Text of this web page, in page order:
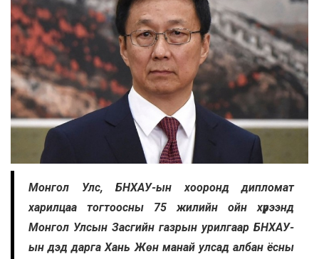
Монгол Улс, БНХАУ-ын хооронд дипломат
харилцаа тогтоосны 75 жилийн ойн хүрээнд
Монгол Улсын Засгийн газрын урилгаар БНХАУ-
ын дэд дарга Хань Жөн манай улсад албан ёсны